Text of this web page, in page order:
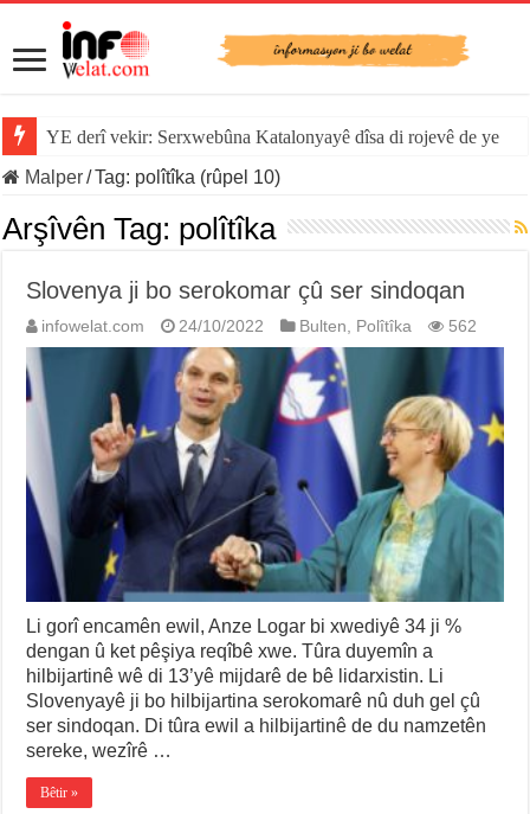
YE derî vekir: Serxwebûna Katalonyayê dîsa di rojevê de ye
Malper/Tag: polîtîka (rûpel 10)
Arşîvên Tag: polîtîka
Slovenya ji bo serokomar çû ser sindoqan
infowelat.com 24/10/2022 Bulten, Polîtîka 562
Li gorî encamên ewil, Anze Logar bi xwediyê 34 ji %
dengan û ket pêşiya reqîbê xwe. Tûra duyemîn a
hilbijartinê wê di 13’yê mijdarê de bê lidarxistin. Li
Slovenyayê ji bo hilbijartina serokomarê nû duh gel çû
ser sindoqan. Di tûra ewil a hilbijartinê de du namzetên
sereke, wezîrê …
Bêtir »